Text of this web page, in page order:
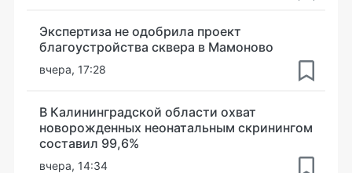
Экспертиза не одобрила проект
благоустройства сквера в Мамоново
вчера, 17:28
В Калининградской области охват
новорожденных неонатальным скринингом
составил 99,6%
вчера, 14:34